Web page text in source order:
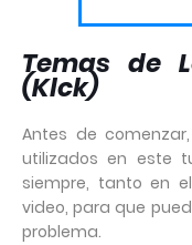
Temas de
(Klck)
Antes de
utilizados en este
siempre, tanto en
video, para que
problema.